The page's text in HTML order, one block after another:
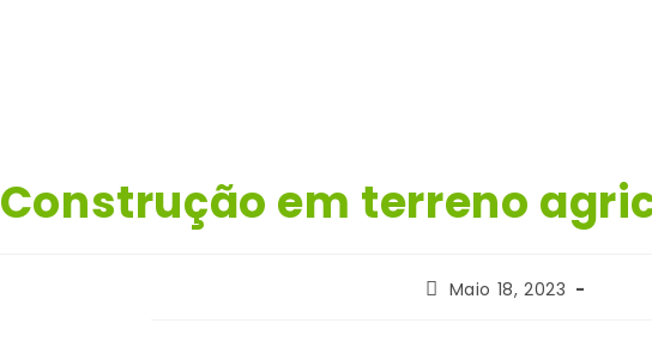
Construção em terreno
PostMaio 18, 2023